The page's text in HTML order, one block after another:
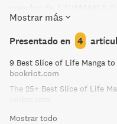
Mostrar más
Presentado en 4
9 Best Slice of Life Manga
bookriot.com
The 25+ Best Slice of Life
Mostrar todo